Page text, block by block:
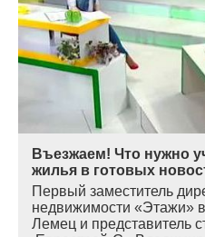
Въезжаем! Что нужно
жилья в готовых
Первый заместитель
недвижимости «Этажи»
Лемец и представитель